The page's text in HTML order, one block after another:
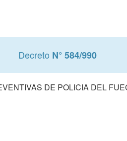
Decreto N° 584/990
DE POLICIA DEL